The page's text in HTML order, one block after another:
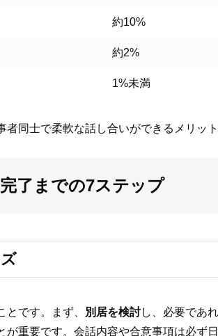
約10%
約2%
1%未満
同士で柔軟な話し合いができるメリッ
了までの7ステップ
です。まず、 別居を検討し、必要であ
重要です。会話内容や合意事項は必ず